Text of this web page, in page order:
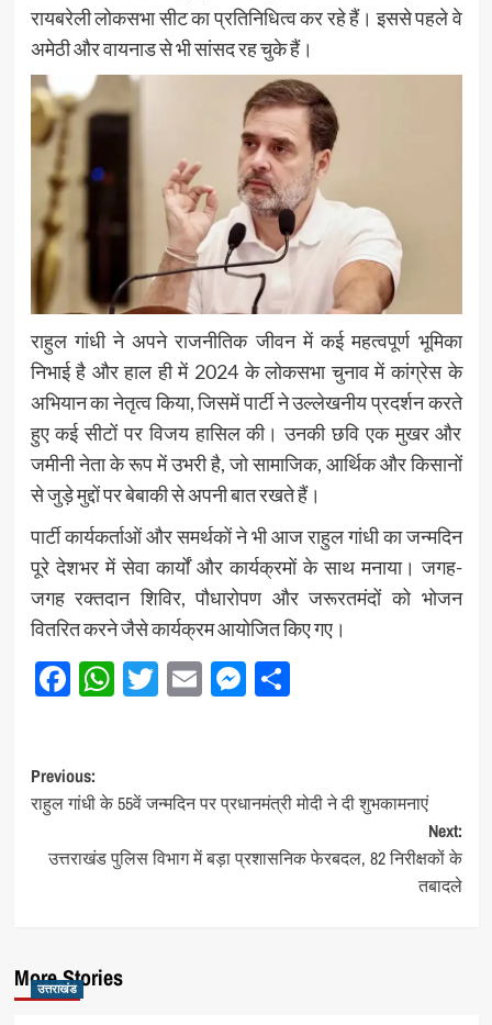
रायबरेली लोकसभा सीट का प्रतिनिधित्व कर रहे हैं। इससे पहले वे
अमेठी और वायनाड से भी सांसद रह चुके हैं।
राहुल गांधी ने अपने राजनीतिक जीवन में कई महत्वपूर्ण भूमिका
निभाई है और हाल ही में 2024 के लोकसभा चुनाव में कांग्रेस के
अभियान का नेतृत्व किया, जिसमें पार्टी ने उल्लेखनीय प्रदर्शन करते
हुए कई सीटों पर विजय हासिल की। उनकी छवि एक मुखर और
जमीनी नेता के रूप में उभरी है, जो सामाजिक, आर्थिक और किसानों
से जुड़े मुद्दों पर बेबाकी से अपनी बात रखते हैं।
पार्टी कार्यकर्ताओं और समर्थकों ने भी आज राहुल गांधी का जन्मदिन
पूरे देशभर में सेवा कार्यों और कार्यक्रमों के साथ मनाया। जगह-
जगह रक्तदान शिविर, पौधारोपण और जरूरतमंदों को भोजन
वितरित करने जैसे कार्यक्रम आयोजित किए गए।
Facebook
WhatsApp
Twitter
EmailMessenger
Share
Post
navigation
Previous:
राहुल गांधी के 55वें जन्मदिन पर प्रधानमंत्री मोदी ने दी शुभकामनाएं
Next:
उत्तराखंड पुलिस विभाग में बड़ा प्रशासनिक फेरबदल, 82 निरीक्षकों के
तबादले
More Stories
उत्तराखंड